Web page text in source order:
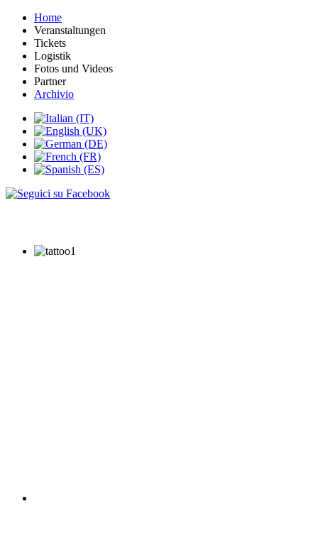
Home
Veranstaltungen
Tickets
Logistik
Fotos und Videos
Partner
Archivio